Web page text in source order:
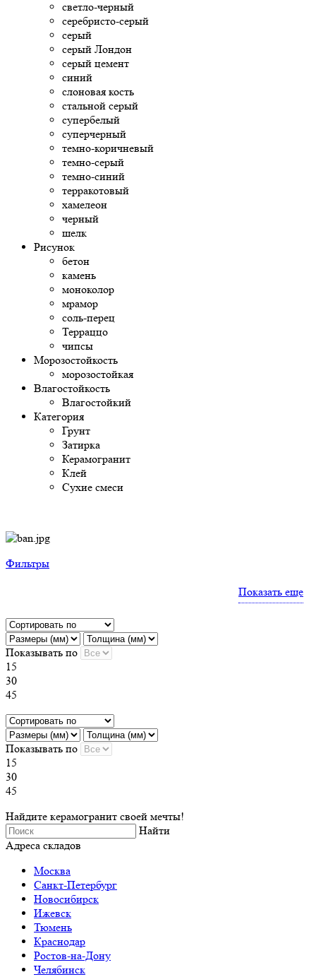
светло-черный
серебристо-серый
серый
серый Лондон
серый цемент
синий
слоновая кость
стальной серый
супербелый
суперчерный
темно-коричневый
темно-серый
темно-синий
терракотовый
хамелеон
черный
шелк
Рисунок
бетон
камень
моноколор
мрамор
соль-перец
Терраццо
чипсы
Морозостойкость
морозостойкая
Влагостойкость
Влагостойкий
Категория
Грунт
Затирка
Керамогранит
Клей
Сухие смеси
Фильтры
Показать еще
Показывать по
15
30
45
Показывать по
15
30
45
Найдите керамогранит своей мечты!
Найти
Адреса складов
Москва
Санкт-Петербург
Новосибирск
Ижевск
Тюмень
Краснодар
Ростов-на-Дону
Челябинск